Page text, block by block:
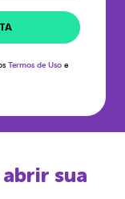
Termos de Uso e
sua